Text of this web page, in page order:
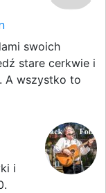
swoich
stare cerkwie i
A wszystko to
i